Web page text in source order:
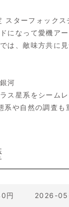
ターフォックス
になって愛機ア
は、敵味方共に
河
ス星系をシーム
や自然の調査も
円 2026-